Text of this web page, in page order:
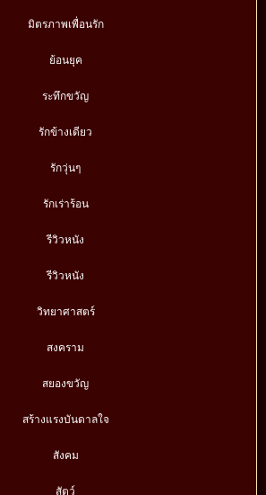
มิตรภาพเพื่อนรัก
ย้อนยุค
ระทึกขวัญ
รักข้างเดียว
รักวุ่นๆ
รักเร่าร้อน
รีวิวหนัง
รีวิวหนัง
วิทยาศาสตร์
สงคราม
สยองขวัญ
สร้างแรงบันดาลใจ
สังคม
สัตว์